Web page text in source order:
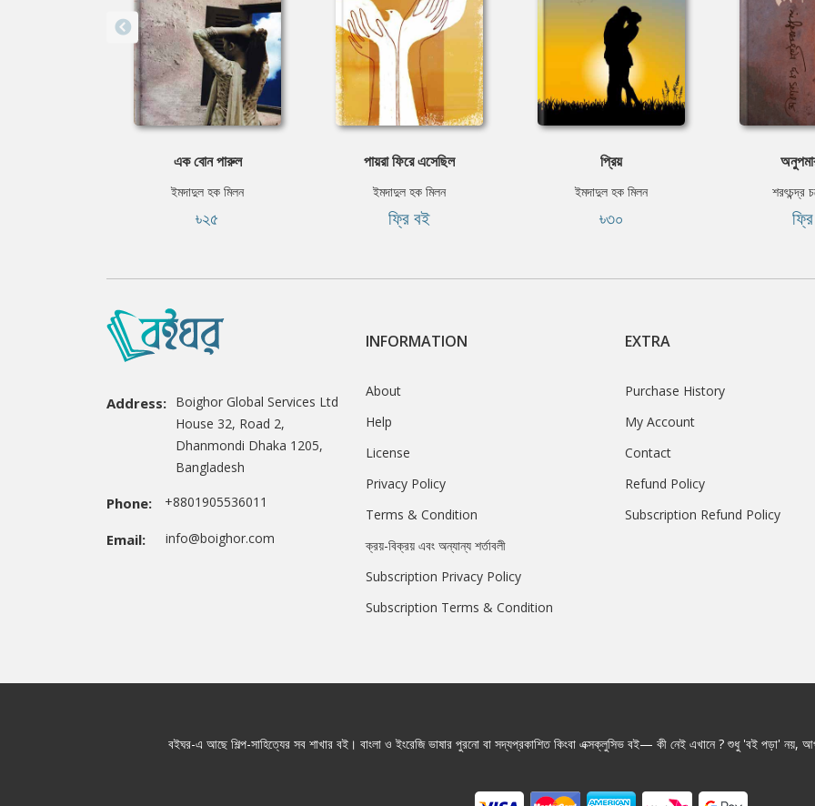
এক বোন পারুল
ইমদাদুল হক মিলন
৳২৫
পায়রা ফিরে এসেছিল
ইমদাদুল হক মিলন
ফ্রি বই
প্রিয়
ইমদাদুল হক মিলন
৳৩০
শরৎচন্দ্র
Address: Boighor Global Services Ltd
House 32, Road 2,
Dhanmondi Dhaka 1205,
Bangladesh
Phone: +8801905536011
Email: info@boighor.com
INFORMATION
About
Help
License
Privacy Policy
Terms & Condition
ক্রয়-বিক্রয় এবং অন্যান্য শর্তাবলী
Subscription Privacy Policy
Subscription Terms & Condition
EXTRA
Purchase History
My Account
Contact
Refund Policy
Subscription Refund Policy
বইঘর-এ আছে শিল্প-সাহিত্যের সব শাখার বই। বাংলা ও ইংরেজি ভাষার পুরনো বা সদ্যপ্রকাশিত কিংবা এক্সক্লুসিভ বই— কী নেই এখানে ? শুধু 'বই পড়া' নয়,